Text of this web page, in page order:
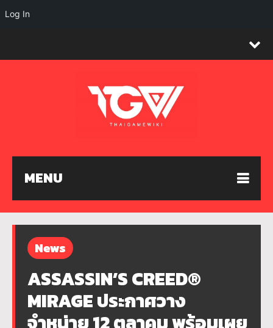
MENU
News
ASSASSIN’S CREED®
MIRAGE ประกาศวาง
Log In